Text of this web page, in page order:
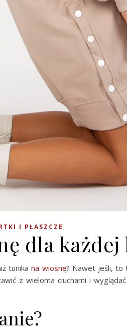
I PŁASZCZE
dla każdej
tunikana wiosnę? Nawet jeśli, to
z wieloma ciuchami i